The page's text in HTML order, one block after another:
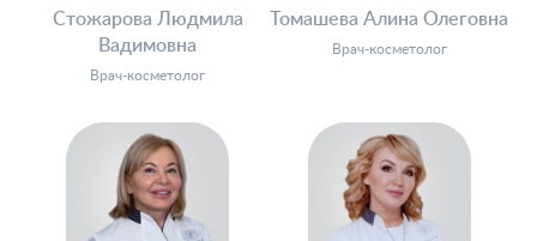
Стожарова Людмила
Вадимовна
Врач-косметолог
Томашева Алина Олеговна
Врач-косметолог